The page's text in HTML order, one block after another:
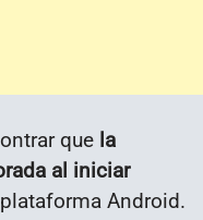
que la
al iniciar
Android.